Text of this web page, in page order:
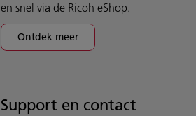
en snel via de Ricoh eShop.
Ontdek meer
Support en contact